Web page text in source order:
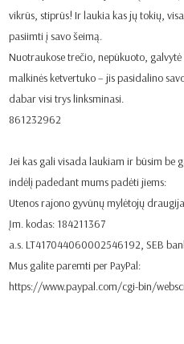
vikrūs, stiprūs! Ir laukia kas jų tokių,
pasiimti į savo šeimą.
Nuotraukose trečio, nepūkuoto,
malkinės ketvertuko – jis pasidalino
dabar visi trys linksminasi.
861232962
Jei kas gali visada laukiam ir būsim be
indėlį padedant mums padėti jiems:
Utenos rajono gyvūnų mylėtojų draugija
Įm. kodas: 184211367
a.s. LT417044060002546192, SEB
Mus galite paremti per PayPal:
https://www.paypal.com/cgi-bin/